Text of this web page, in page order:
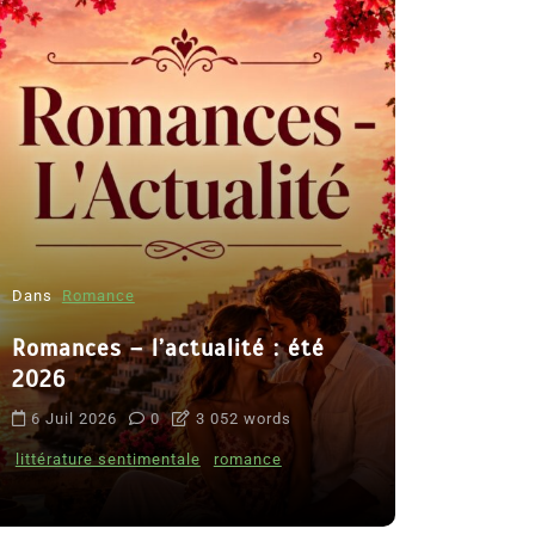
Dans Romance
Romances – l’actualité : été
2026
6 Juil 2026 0 3 052 words
littérature sentimentale romance